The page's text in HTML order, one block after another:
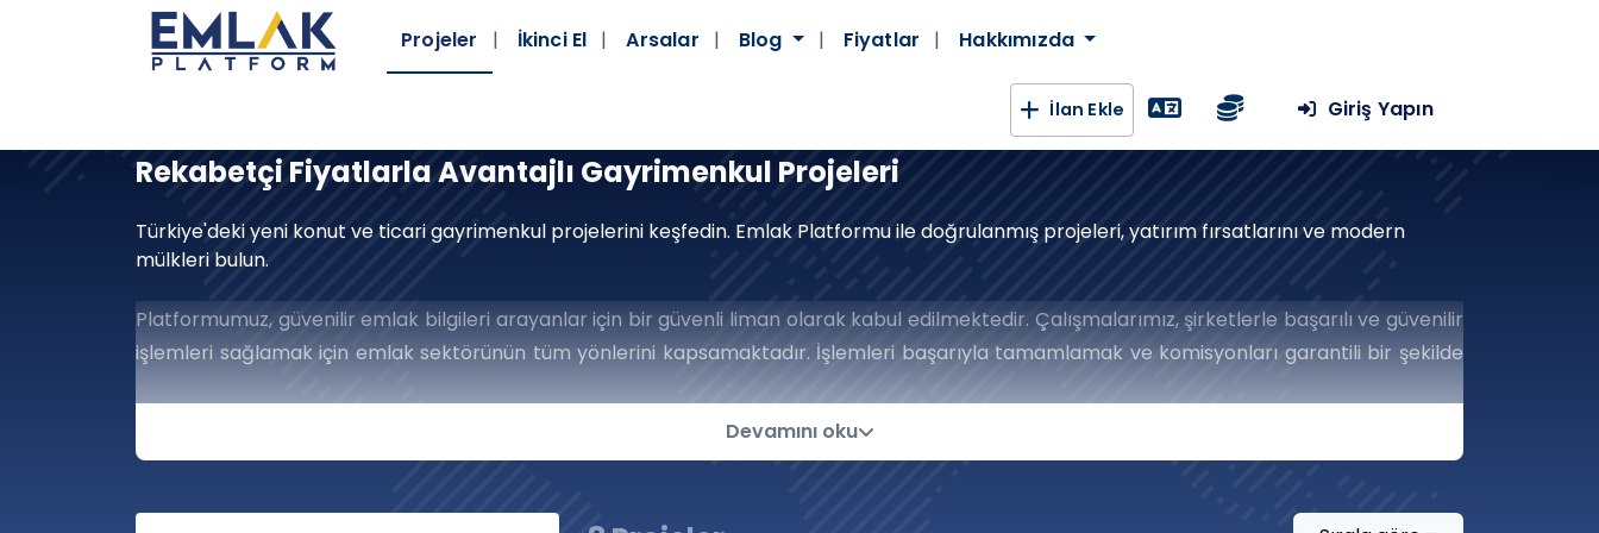
Projeler İkinci El Arsalar Blog Fiyatlar Hakkımızda
İlan Ekle Giriş Yapın
Rekabetçi Fiyatlarla Avantajlı Gayrimenkul Projeleri
Türkiye'deki yeni konut ve ticari gayrimenkul projelerini keşfedin. Emlak Platformu ile doğrulanmış projeleri, yatırım fırsatlarını ve modern
mülkleri bulun.
Platformumuz, güvenilir emlak bilgileri arayanlar için bir güvenli liman olarak kabul edilmektedir. Çalışmalarımız, şirketlerle başarılı ve güvenilir
işlemleri sağlamak için emlak sektörünün tüm yönlerini kapsamaktadır. İşlemleri başarıyla tamamlamak ve komisyonları garantili bir şekilde
toplamak konusunda kararlıyız; bu da emlak dünyasında attığınız her adımda size güven ve huzur sağlar.
Gayrimenkul Dünyasında Yeni Ufuklara Lider Platformumuzla Yelken
Devamını oku